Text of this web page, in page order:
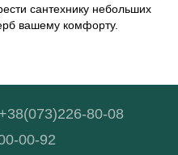
сантехнику небольших
вашему комфорту.
+38(073)226-80-08
00-92